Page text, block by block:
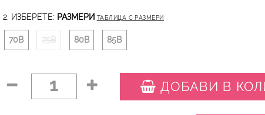
2. ИЗБЕРЕТЕ: РАЗМЕРИ ТАБЛИЦА С РАЗМЕРИ
70B 75B 80B 85B
1 ДОБАВИ В